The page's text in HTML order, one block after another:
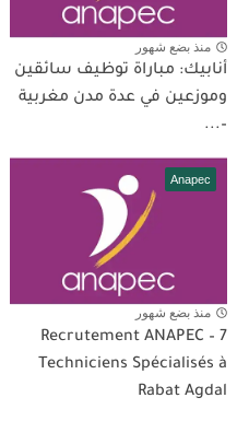
منذ بضع شهور
أنابيك: مباراة توظيف سائقين
وموزعين في عدة مدن مغربية
–...
Anapec
منذ بضع شهور
Recrutement ANAPEC – 7
Techniciens Spécialisés à
Rabat Agdal